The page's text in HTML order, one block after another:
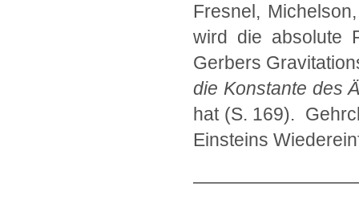
Fresnel,
wird die absolute
Gerbers
die Konstante des
hat (S. 169).
Einsteins